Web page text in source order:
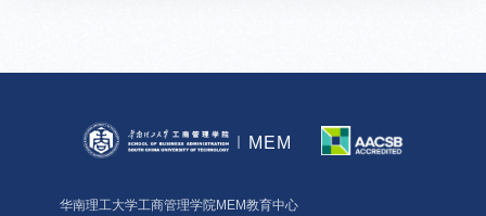
MEM
华南理工大学工商管理学院MEM教育中心